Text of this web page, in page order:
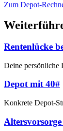
Zum Depot-
Rentenlücke
Deine persönliche
Depot mit 40#
Konkrete Depot-